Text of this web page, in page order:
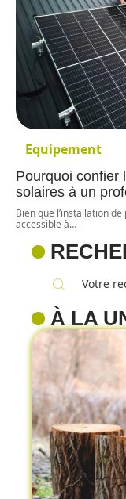
Equipement
Pourquoi confier
solaires à un
Bien que l’installation
accessible à…
À LA